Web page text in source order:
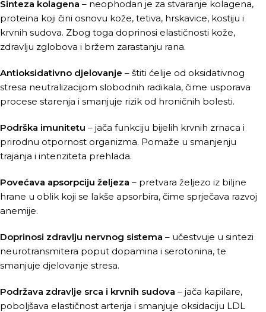
Sinteza kolagena – neophodan je za stvaranje kolagena,
proteina koji čini osnovu kože, tetiva, hrskavice, kostiju i
krvnih sudova. Zbog toga doprinosi elastičnosti kože,
zdravlju zglobova i bržem zarastanju rana.
Antioksidativno djelovanje – štiti ćelije od oksidativnog
stresa neutralizacijom slobodnih radikala, čime usporava
procese starenja i smanjuje rizik od hroničnih bolesti.
Podrška imunitetu – jača funkciju bijelih krvnih zrnaca i
prirodnu otpornost organizma. Pomaže u smanjenju
trajanja i intenziteta prehlada.
Povećava apsorpciju željeza – pretvara željezo iz biljne
hrane u oblik koji se lakše apsorbira, čime sprječava razvoj
anemije.
Doprinosi zdravlju nervnog sistema – učestvuje u sintezi
neurotransmitera poput dopamina i serotonina, te
smanjuje djelovanje stresa.
Podržava zdravlje srca i krvnih sudova – jača kapilare,
poboljšava elastičnost arterija i smanjuje oksidaciju LDL